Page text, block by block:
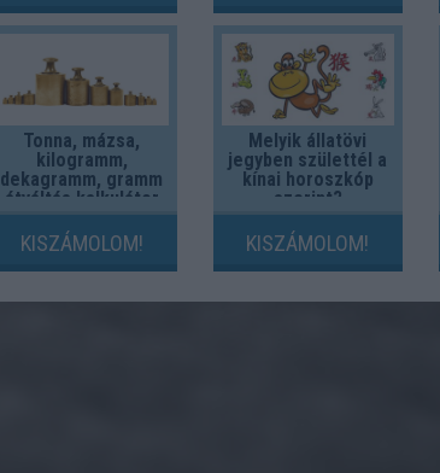
Tonna, mázsa,
kilogramm,
dekagramm, gramm
átváltás kalkulátor
KISZÁMOLOM!
Melyik állatövi
jegyben születtél a
kínai horoszkóp
szerint?
KISZÁMOLOM!